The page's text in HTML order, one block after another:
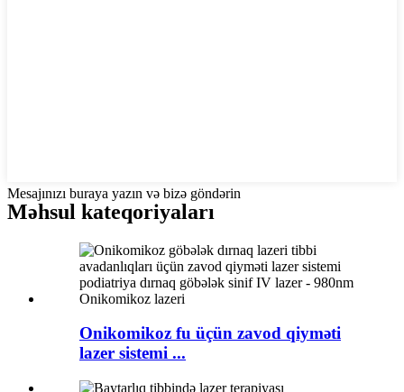
Mesajınızı buraya yazın və bizə göndərin
Məhsul kateqoriyaları
Onikomikoz fu üçün zavod qiyməti
lazer sistemi ...